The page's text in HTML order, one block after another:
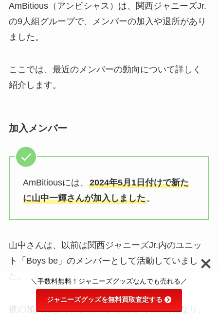
ジャニーズライブのルールは？厚
底は何センチまで？うちわや服装
セブンメン侍のメンバーカラー
吐きダコがあるジャニーズは誰？
るのか検証！
AmBitious（アンビシャス）は、関西ジャニーズJr.
の9人組グループで、メンバーの加入や退所があり
ました。
ここでは、最近のメンバーの動向について詳しく
紹介します。
加入メンバー
AmBitiousには、 2024年5月1日付けで新た
に山中一輝さんが加入しました。
山中さんは、以前は関西ジャニーズJr.内のユニッ
ト「Boys be」のメンバーとして活動していまし
た。
彼の加入により、グループは再び9人体制となり、
＼手数料無料！ジャニーズグッズなんでも売れる／
ジャニーズグッズを無料買取査定する